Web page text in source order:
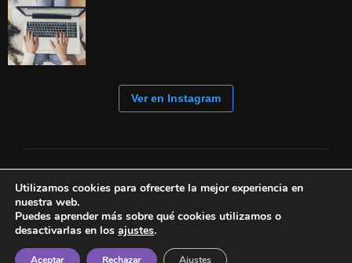
Ver en Instagram
Utilizamos cookies para ofrecerte la mejor experiencia en
nuestra web.
Puedes aprender más sobre qué cookies utilizamos o
desactivarlas en los ajustes.
Aceptar Rechazar Ajustes